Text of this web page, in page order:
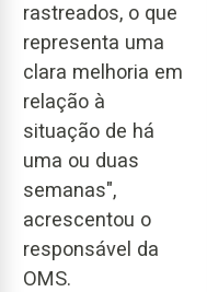
rastreados, o que
representa uma
clara melhoria em
relação à
situação de há
uma ou duas
semanas",
acrescentou o
responsável da
OMS.